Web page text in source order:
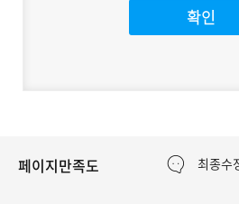
페이지만족도 최종수